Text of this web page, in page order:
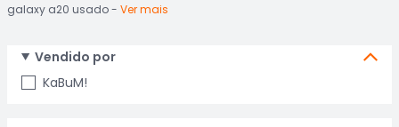
Mais Vendidos
Ativar tradutor em libras
galaxy a20 usado
Ver mais
Vendido por
KaBuM!